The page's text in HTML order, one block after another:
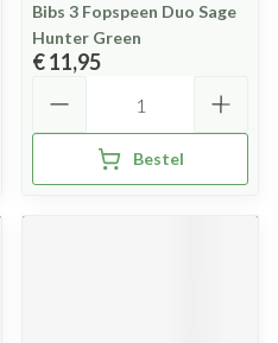
Bibs 3 Fopspeen Duo Sage
Hunter Green
€ 11,95
Bestel